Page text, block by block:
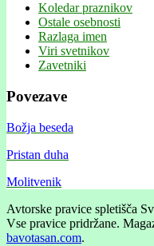
Koledar praznikov
Ostale osebnosti
Razlaga imen
Viri svetnikov
Zavetniki
Povezave
Božja beseda
Pristan duha
Molitvenik
Avtorske pravice spletišča
Vse pravice pridržane.
bavotasan.com.